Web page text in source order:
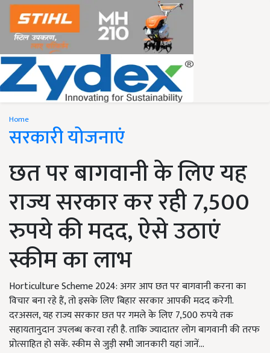
Home
सरकारी योजनाएं
छत पर बागवानी के लिए यह
राज्य सरकार कर रही 7,500
रुपये की मदद, ऐसे उठाएं
स्कीम का लाभ
Horticulture Scheme 2024: अगर आप छत पर बागवानी करना का
विचार बना रहे हैं, तो इसके लिए बिहार सरकार आपकी मदद करेगी.
दरअसल, यह राज्य सरकार छत पर गमले के लिए 7,500 रुपये तक
सहायतानुदान उपलब्ध करवा रही है. ताकि ज्यादातर लोग बागवानी की तरफ
प्रोत्साहित हो सकें. स्कीम से जुड़ी सभी जानकारी यहां जानें...